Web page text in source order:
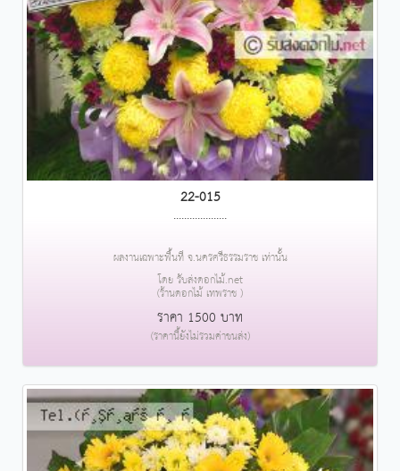
22-015
....................
ผลงานเฉพาะพื้นที่ จ.นครศรีธรรมราช เท่านั้น
โดย รับส่งดอกไม้.net
(ร้านดอกไม้ เทพราช )
ราคา 1500 บาท
(ราคานี้ยังไม่รวมค่าขนส่ง)